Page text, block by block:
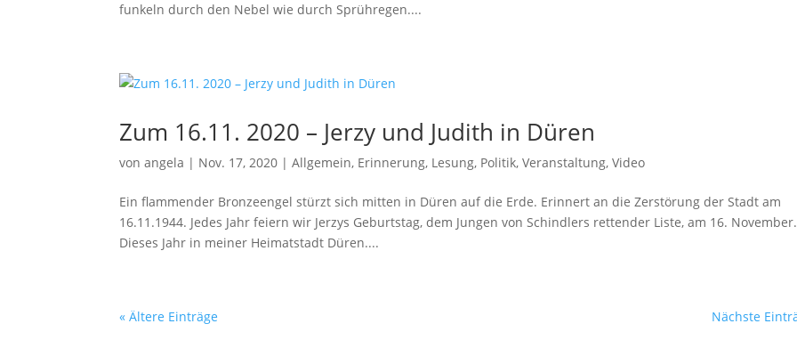
funkeln durch den Nebel wie durch Sprühregen....
Zum 16.11. 2020 – Jerzy und Judith in Düren
vonangela | Nov. 17, 2020 |Allgemein, Erinnerung, Lesung, Politik,Veranstaltung,Video
Ein flammender Bronzeengel stürzt sich mitten in Düren auf die Erde. Erinnert an die Zerstörung der Stadt am
16.11.1944. Jedes Jahr feiern wir Jerzys Geburtstag, dem Jungen von Schindlers rettender Liste, am 16. November.
Dieses Jahr in meiner Heimatstadt Düren....
« Ältere Einträge Nächste